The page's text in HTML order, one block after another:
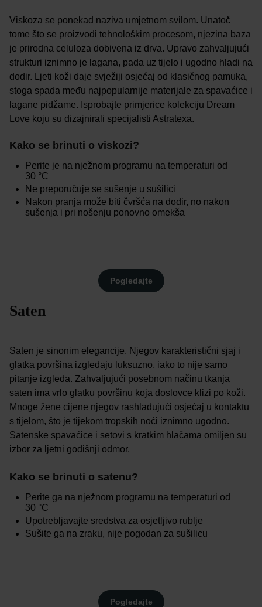
Viskoza se ponekad naziva umjetnom svilom. Unatoč
tome što se proizvodi tehnološkim procesom, njezina baza
je prirodna celuloza dobivena iz drva. Upravo zahvaljujući
strukturi iznimno je lagana, pada uz tijelo i ugodno hladi na
dodir. Ljeti koži daje svježiji osjećaj od klasičnog pamuka,
stoga spada među najpopularnije materijale za spavaćice i
lagane pidžame. Isprobajte primjerice kolekciju Dream
Love koju su dizajnirali specijalisti Astratexa.
Kako se brinuti o viskozi?
Perite je na nježnom programu na temperaturi od
30 °C
Ne preporučuje se sušenje u sušilici
Nakon pranja može biti čvršća na dodir, no nakon
sušenja i pri nošenju ponovno omekša
Pogledajte
Saten
Saten je sinonim elegancije. Njegov karakteristični sjaj i
glatka površina izgledaju luksuzno, iako to nije samo
pitanje izgleda. Zahvaljujući posebnom načinu tkanja
saten ima vrlo glatku površinu koja doslovce klizi po koži.
Mnoge žene cijene njegov rashlađujući osjećaj u kontaktu
s tijelom, što je tijekom tropskih noći iznimno ugodno.
Satenske spavaćice i setovi s kratkim hlačama omiljen su
izbor za ljetni godišnji odmor.
Kako se brinuti o satenu?
Perite ga na nježnom programu na temperaturi od
30 °C
Upotrebljavajte sredstva za osjetljivo rublje
Sušite ga na zraku, nije pogodan za sušilicu
Pogledajte